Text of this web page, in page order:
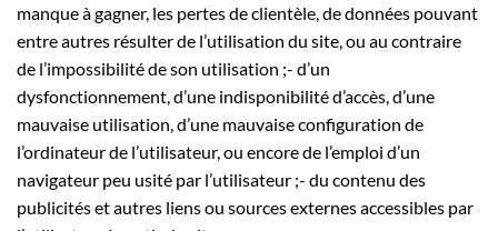
manque à gagner, les pertes de clientèle, de données pouvant
entre autres résulter de l’utilisation du site, ou au contraire
de l’impossibilité de son utilisation ;- d’un
dysfonctionnement, d’une indisponibilité d’accès, d’une
mauvaise utilisation, d’une mauvaise configuration de
l’ordinateur de l’utilisateur, ou encore de l’emploi d’un
navigateur peu usité par l’utilisateur ;- du contenu des
publicités et autres liens ou sources externes accessibles par